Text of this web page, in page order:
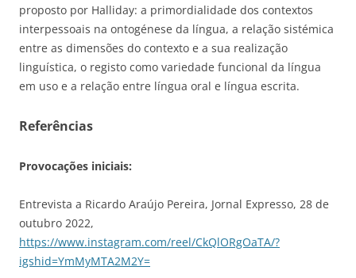
proposto por Halliday: a primordialidade dos contextos
interpessoais na ontogénese da língua, a relação sistémica
entre as dimensões do contexto e a sua realização
linguística, o registo como variedade funcional da língua
em uso e a relação entre língua oral e língua escrita.
Referências
Provocações iniciais:
Entrevista a Ricardo Araújo Pereira, Jornal Expresso, 28 de
outubro 2022,
https://www.instagram.com/reel/CkQlORgOaTA/?
igshid=YmMyMTA2M2Y=